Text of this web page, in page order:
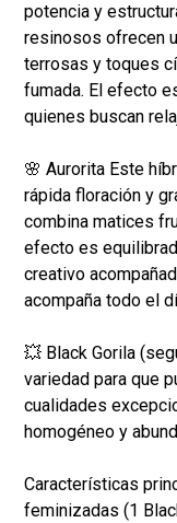
potencia y
resinosos ofrecen
terrosas y toques
fumada. El efecto
quienes buscan
🌸 Aurorita Este
rápida floración y
combina matices
efecto es
creativo
acompaña todo el
💥 Black Gorila
variedad para que
cualidades
homogéneo y
Características
feminizadas (1